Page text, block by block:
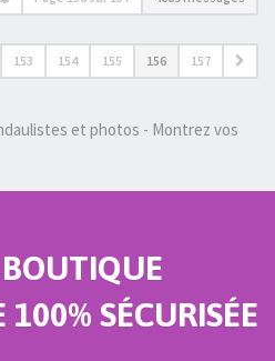
153 154 155 156 157
et photos - Montrez vos
SÉCURISÉE